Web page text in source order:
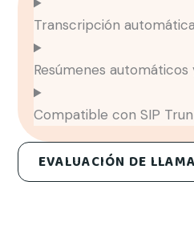
Transcripción
Resúmenes
Compatible con SIP
EVALUACIÓN DE